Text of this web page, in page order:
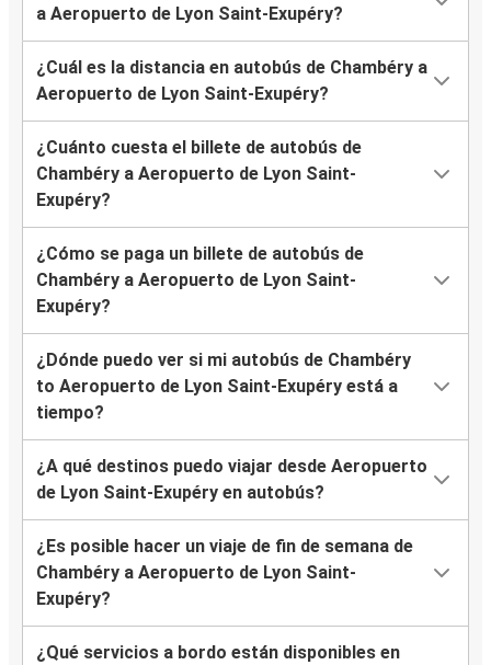
a Aeropuerto de Lyon Saint-Exupéry?
¿Cuál es la distancia en autobús de Chambéry a
Aeropuerto de Lyon Saint-Exupéry?
¿Cuánto cuesta el billete de autobús de
Chambéry a Aeropuerto de Lyon Saint-
Exupéry?
¿Cómo se paga un billete de autobús de
Chambéry a Aeropuerto de Lyon Saint-
Exupéry?
¿Dónde puedo ver si mi autobús de Chambéry
to Aeropuerto de Lyon Saint-Exupéry está a
tiempo?
¿A qué destinos puedo viajar desde Aeropuerto
de Lyon Saint-Exupéry en autobús?
¿Es posible hacer un viaje de fin de semana de
Chambéry a Aeropuerto de Lyon Saint-
Exupéry?
¿Qué servicios a bordo están disponibles en